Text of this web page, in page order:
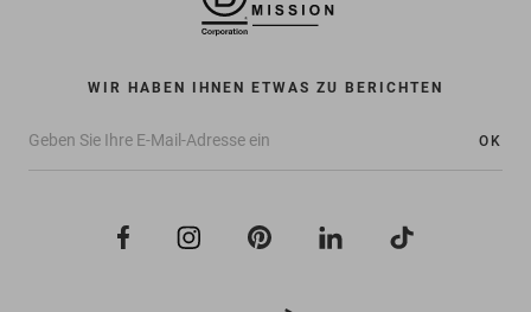
WIR HABEN IHNEN ETWAS ZU BERICHTEN
OK